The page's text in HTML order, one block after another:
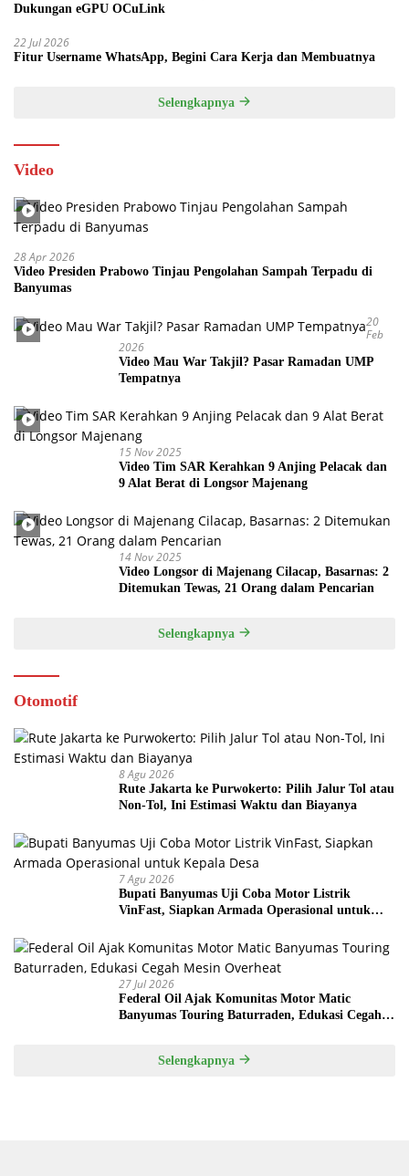
Dukungan eGPU OCuLink
22 Jul 2026
Fitur Username WhatsApp, Begini Cara Kerja dan Membuatnya
Selengkapnya
Video
28 Apr 2026
Video Presiden Prabowo Tinjau Pengolahan Sampah Terpadu di
Banyumas
20
Feb
2026
Video Mau War Takjil? Pasar Ramadan UMP
Tempatnya
15 Nov 2025
Video Tim SAR Kerahkan 9 Anjing Pelacak dan
9 Alat Berat di Longsor Majenang
14 Nov 2025
Video Longsor di Majenang Cilacap, Basarnas: 2
Ditemukan Tewas, 21 Orang dalam Pencarian
Selengkapnya
Otomotif
8 Agu 2026
Rute Jakarta ke Purwokerto: Pilih Jalur Tol atau
Non-Tol, Ini Estimasi Waktu dan Biayanya
7 Agu 2026
Bupati Banyumas Uji Coba Motor Listrik
VinFast, Siapkan Armada Operasional untuk
27 Jul 2026
Federal Oil Ajak Komunitas Motor Matic
Banyumas Touring Baturraden, Edukasi Cegah
Selengkapnya